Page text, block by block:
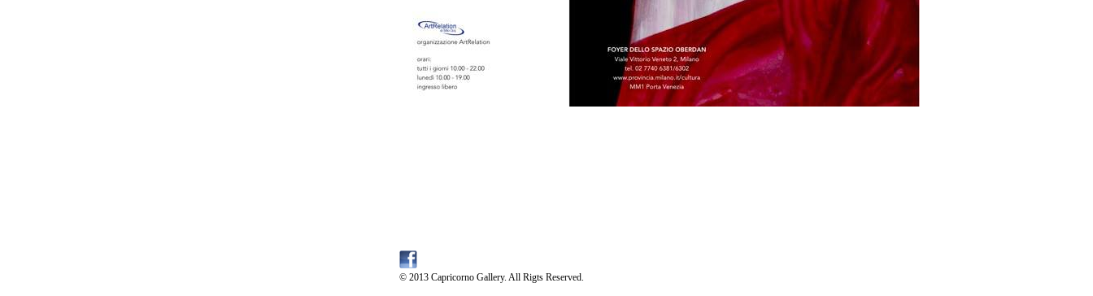
© 2013 Capricorno Gallery. All Rigts Reserved.